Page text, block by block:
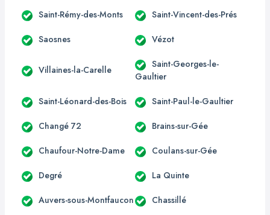
Saint-Rémy-des-Monts Saint-Vincent-des-Prés
Saosnes Vézot
Villaines-la-Carelle
Saint-Georges-le-
Gaultier
Saint-Léonard-des-Bois Saint-Paul-le-Gaultier
Changé 72 Brains-sur-Gée
Chaufour-Notre-Dame Coulans-sur-Gée
Degré La Quinte
Auvers-sous-Montfaucon Chassillé